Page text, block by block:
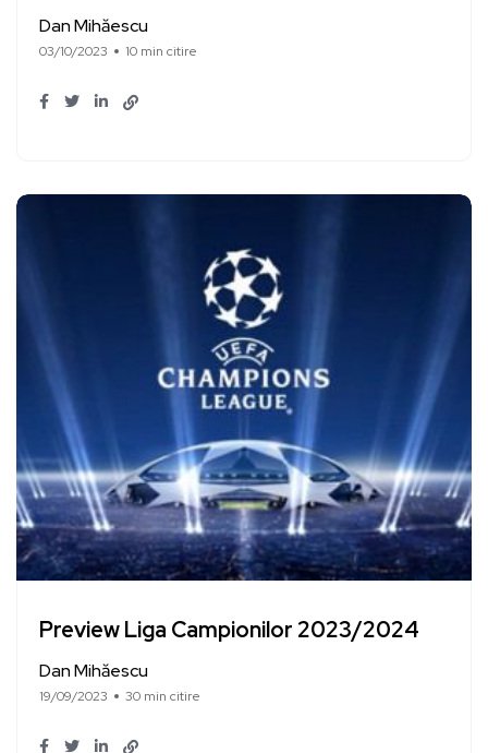
Dan Mihăescu
03/10/2023 10 min citire
Preview Liga Campionilor 2023/2024
Dan Mihăescu
19/09/2023 30 min citire